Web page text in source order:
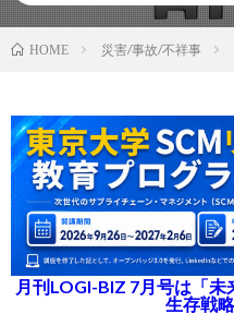
HOME 災害/事故/不祥事
月刊LOGI-BIZ 7月号は「
生存戦